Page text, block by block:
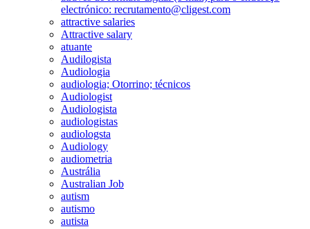
electrónico: recrutamento@cligest.com
attractive salaries
Attractive salary
atuante
Audilogista
Audiologia
audiologia; Otorrino; técnicos
Audiologist
Audiologista
audiologistas
audiologsta
Audiology
audiometria
Austrália
Australian Job
autism
autismo
autista